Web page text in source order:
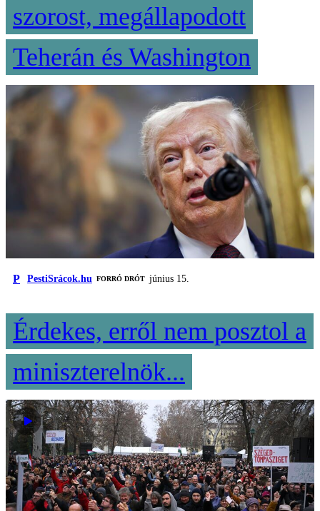
szorost, megállapodott
Teherán és Washington
P PestiSrácok.hu FORRÓ DRÓT június 15.
Érdekes, erről nem posztol a
miniszterelnök...